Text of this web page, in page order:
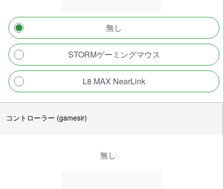
無し
STORMゲーミングマウス
L8 MAX NearLink
コントローラー (gamesir)
無し